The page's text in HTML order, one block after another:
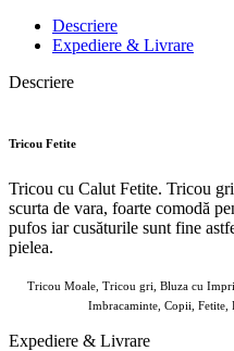
Descriere
Expediere & Livrare
Descriere
Tricou Fetite
Tricou cu Calut Fetite. Tricou
scurta de vara, foarte comodă
pufos iar cusăturile sunt fine
pielea.
Tricou Moale, Tricou gri, Bluza cu
Imbracaminte, Copii, Fetite,
Expediere & Livrare